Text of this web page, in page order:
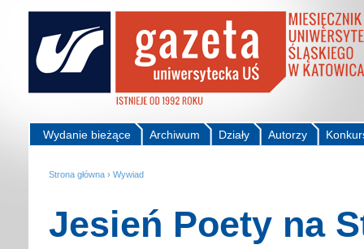
Autorzy
Działy
Archiwum
Wydanie bieżące
Strona główna › Wywiad
Jesień Poety na